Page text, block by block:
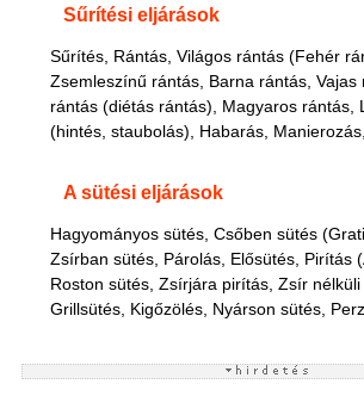
Sűrítési eljárások
Sűrítés, Rántás, Világos rántás (Fehér
Zsemleszínű rántás, Barna rántás, Vajas
rántás (diétás rántás), Magyaros rántás,
(hintés, staubolás), Habarás,
A sütési eljárások
Hagyományos sütés, Csőben sütés
Zsírban sütés, Párolás, Elősütés, Pirítás
Roston sütés, Zsírjára pirítás, Zsír nélküli
Grillsütés, Kigőzölés, Nyárson sütés,